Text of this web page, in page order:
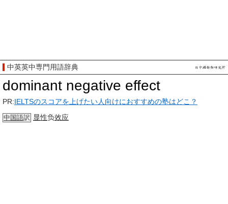
中英英中専門用語辞典
dominant negative effect
PR:IELTSのスコアを上げたい人向けにおすすめの塾はどこ？
中国語訳 显性负效应